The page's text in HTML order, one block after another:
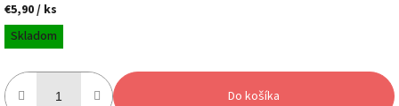
€5,90/ ks
Jednotková
cena:
Skladom
Do košíka